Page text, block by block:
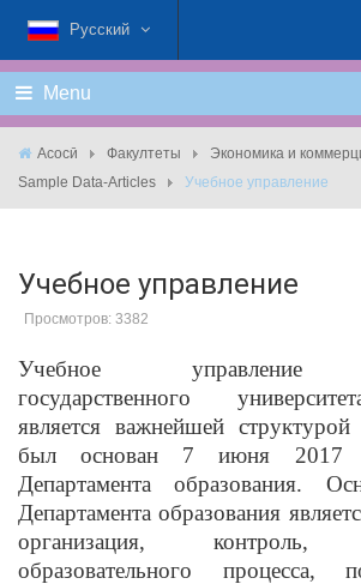
Русский
Menu
Асосӣ Факултеты
Экономика и
Sample Data-Articles
Учебное управление
Учебное управление
Просмотров: 3382
Учебное управление
государственного
является важнейшей структурой
был основан 7 июня 2017
Департамента образования.
Департамента образования
организация, контроль,
образовательного процесса,